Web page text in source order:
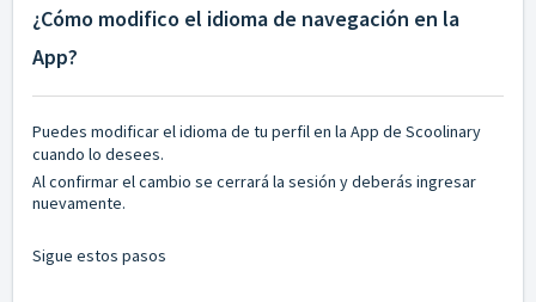
¿Cómo modifico el idioma de navegación en la
App?
Puedes modificar el idioma de tu perfil en la App de Scoolinary
cuando lo desees.
Al confirmar el cambio se cerrará la sesión y deberás ingresar
nuevamente.
Sigue estos pasos